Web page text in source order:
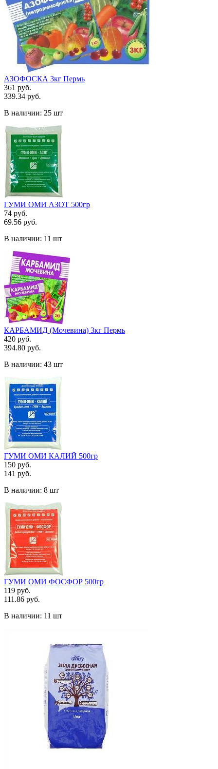
АЗОФОСКА 3кг Пермь
361 руб.
339.34 руб.
В наличии: 25 шт
ГУМИ ОМИ АЗОТ 500гр
74 руб.
69.56 руб.
В наличии: 11 шт
КАРБАМИД (Мочевина) 3кг Пермь
420 руб.
394.80 руб.
В наличии: 43 шт
ГУМИ ОМИ КАЛИЙ 500гр
150 руб.
141 руб.
В наличии: 8 шт
ГУМИ ОМИ ФОСФОР 500гр
119 руб.
111.86 руб.
В наличии: 11 шт